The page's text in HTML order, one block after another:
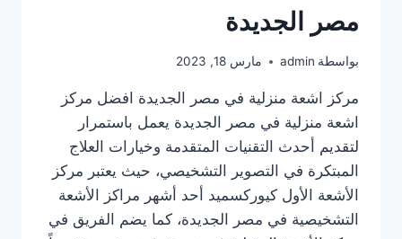
مصر الجديدة
بواسطة admin مارس 18, 2023
مركز اشعة منزلية في مصر الجديدة افضل مركز
اشعة منزلية في مصر الجديدة يعمل باستمرار
لتقديم أحدث التقنيات المتقدمة وخيارات العلاج
المبتكرة في التصوير التشخيصي، حيث يعتبر مركز
الأشعة الأول كيوركسميد أحد أشهر مراكز الأشعة
التشخيصية في مصر الجديدة، كما يضم الفريق في